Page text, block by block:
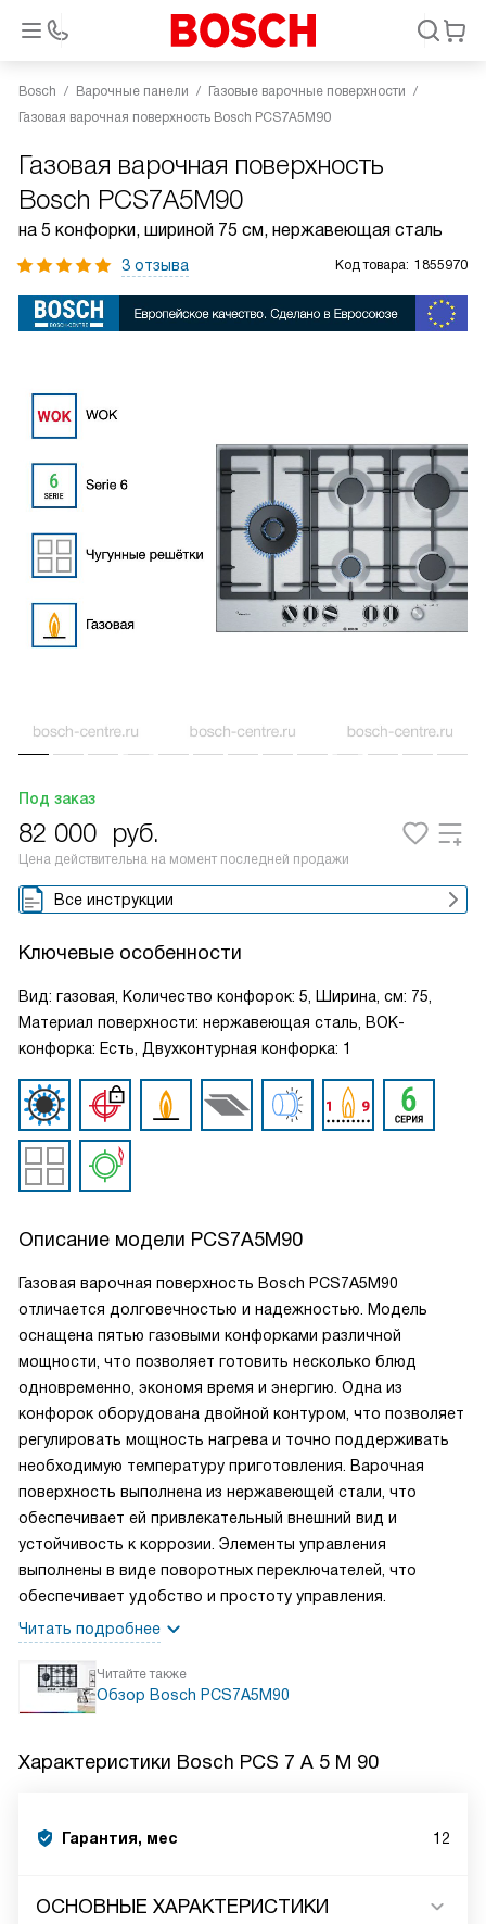
Bosch Варочные панели
Газовые варочные поверхности
Газовая варочная поверхность Bosch PCS7A5M90
Газовая варочная поверхность
Bosch PCS7A5M90
на 5 конфорки, шириной 75 см, нержавеющая сталь
3 отзыва Код товара: 1855970
Под заказ
82 000 руб.
Цена действительна на момент последней продажи
Все инструкции
Ключевые особенности
Вид: газовая, Количество конфорок: 5, Ширина, см: 75,
Материал поверхности: нержавеющая сталь, ВОК-
конфорка: Есть, Двухконтурная конфорка: 1
Описание модели PCS7A5M90
Газовая варочная поверхность Bosch PCS7A5M90
отличается долговечностью и надежностью. Модель
оснащена пятью газовыми конфорками различной
мощности, что позволяет готовить несколько блюд
одновременно, экономя время и энергию. Одна из
конфорок оборудована двойной контуром, что позволяет
регулировать мощность нагрева и точно поддерживать
необходимую температуру приготовления. Варочная
поверхность выполнена из нержавеющей стали, что
обеспечивает ей привлекательный внешний вид и
устойчивость к коррозии. Элементы управления
выполнены в виде поворотных переключателей, что
обеспечивает удобство и простоту управления.
Читать подробнее
Читайте также
Обзор Bosch PCS7A5M90
Характеристики Bosch PCS 7 A 5 M 90
Гарантия, мес 12
ОСНОВНЫЕ ХАРАКТЕРИСТИКИ